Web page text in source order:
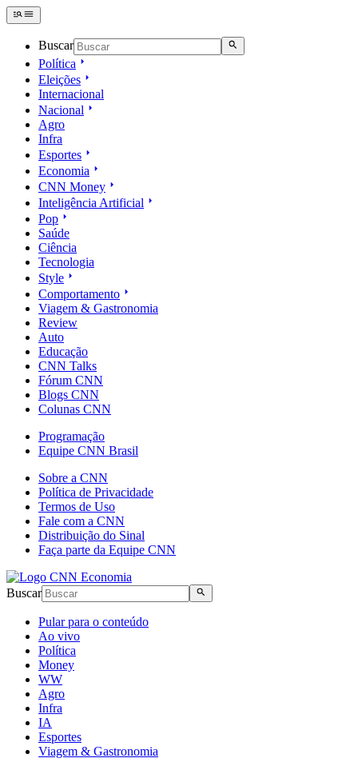
Buscar
Política
Eleições
Internacional
Nacional
Agro
Infra
Esportes
Economia
CNN Money
Inteligência Artificial
Pop
Saúde
Ciência
Tecnologia
Style
Comportamento
Viagem & Gastronomia
Review
Auto
Educação
CNN Talks
Fórum CNN
Blogs CNN
Colunas CNN
Programação
Equipe CNN Brasil
Sobre a CNN
Política de Privacidade
Termos de Uso
Fale com a CNN
Distribuição do Sinal
Faça parte da Equipe CNN
Buscar
Pular para o conteúdo
Ao vivo
Política
Money
WW
Agro
Infra
IA
Esportes
Viagem & Gastronomia